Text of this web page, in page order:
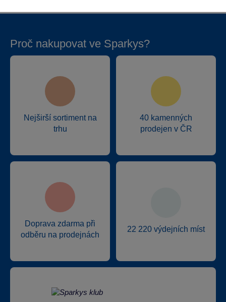
Proč nakupovat ve Sparkys?
Nejširší sortiment na
trhu
40 kamenných
prodejen v ČR
Doprava zdarma při
odběru na prodejnách
22 220 výdejních míst